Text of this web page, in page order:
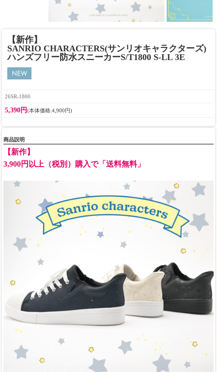
【新作】
SANRIO CHARACTERS(サンリオキャラクターズ)
ハンズフリー防水スニーカーS/T1800 S-LL 3E
26SR-1800
5,390円(本体価格:4,900円)
商品説明
【新作】
3,900円以上（税別）購入で「送料無料」